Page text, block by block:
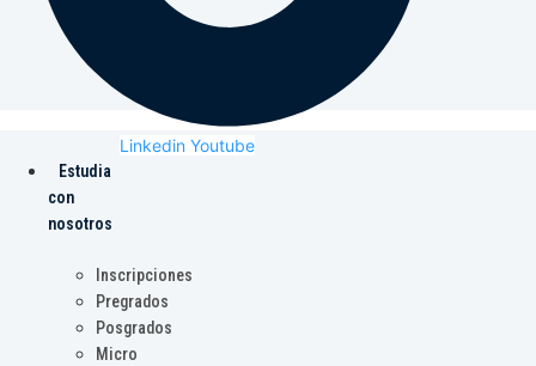
Linkedin Youtube
Estudia
con
nosotros
Inscripciones
Pregrados
Posgrados
Micro